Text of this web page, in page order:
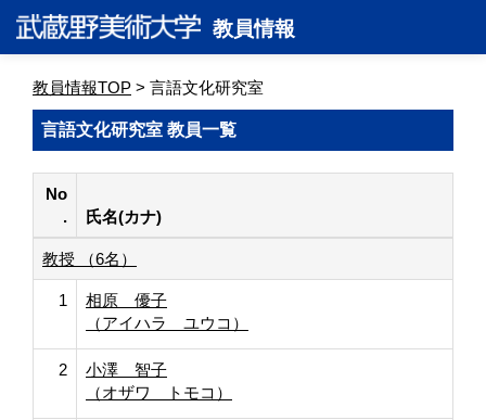
教員情報
教員情報TOP > 言語文化研究室
言語文化研究室 教員一覧
No
.
氏名(カナ)
教授 （6名）
1
相原 優子
（アイハラ ユウコ）
2
小澤 智子
（オザワ トモコ）